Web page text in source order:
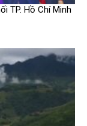
TP. Hồ Chí Minh